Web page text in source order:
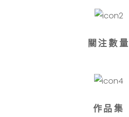
關注數量
作品集